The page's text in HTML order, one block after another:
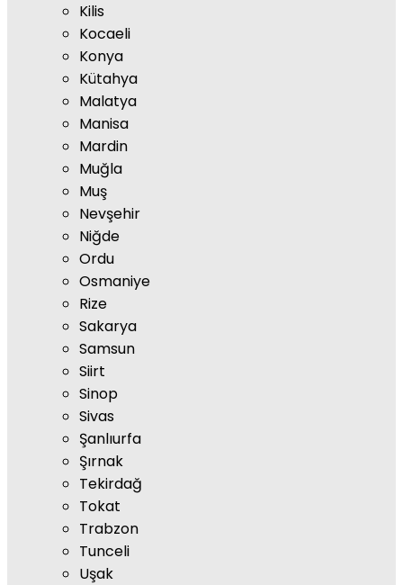
Kilis
Kocaeli
Konya
Kütahya
Malatya
Manisa
Mardin
Muğla
Muş
Nevşehir
Niğde
Ordu
Osmaniye
Rize
Sakarya
Samsun
Siirt
Sinop
Sivas
Şanlıurfa
Şırnak
Tekirdağ
Tokat
Trabzon
Tunceli
Uşak